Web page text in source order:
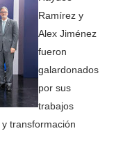
Ramírez y
Alex Jiménez
fueron
galardonados
por sus
trabajos
transformación